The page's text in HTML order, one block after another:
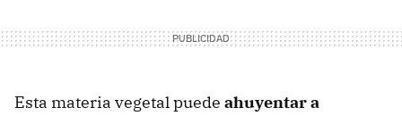
Esta materia vegetal puede ahuyentar a